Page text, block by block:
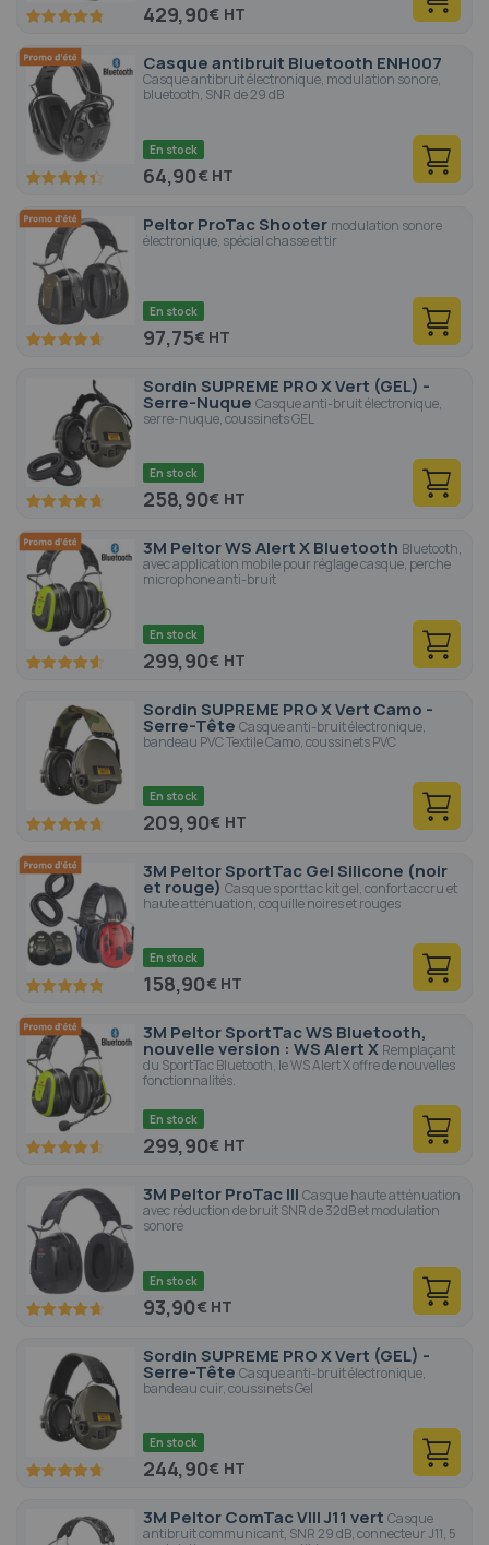
96 100 429,90€
Casque antibruit Bluetooth ENH007
Casque antibruit électronique, modulation sonore,
bluetooth, SNR de 29 dB
87.2 100
En stock
64,90€
Peltor ProTac Shooter modulation sonore
électronique, spécial chasse et tir
93 100
En stock
97,75€
Sordin SUPREME PRO X Vert (GEL) -
Serre-Nuque Casque anti-bruit électronique,
serre-nuque, coussinets GEL
94.4100
En stock
258,90€
3M Peltor WS Alert X Bluetooth Bluetooth,
avec application mobile pour réglage casque, perche
microphone anti-bruit
92 100
En stock
299,90€
Sordin SUPREME PRO X Vert Camo -
Serre-Tête Casque anti-bruit électronique,
bandeau PVC Textile Camo, coussinets PVC
94.4100
En stock
209,90€
3M Peltor SportTac Gel Silicone (noir
et rouge) Casque sporttac kit gel, confort accru et
haute atténuation, coquille noires et rouges
95.6100
En stock
158,90€
3M Peltor SportTac WS Bluetooth,
nouvelle version : WS Alert X Remplaçant
du SportTac Bluetooth, le WS Alert X offre de nouvelles
fonctionnalités.
92 100
En stock
299,90€
3M Peltor ProTac III Casque haute atténuation
avec réduction de bruit SNR de 32dB et modulation
sonore
93 100
En stock
93,90€
Sordin SUPREME PRO X Vert (GEL) -
Serre-Tête Casque anti-bruit électronique,
bandeau cuir, coussinets Gel
94.4100
En stock
244,90€
3M Peltor ComTac VIII J11 vert Casque
antibruit communicant, SNR 29 dB, connecteur J11, 5